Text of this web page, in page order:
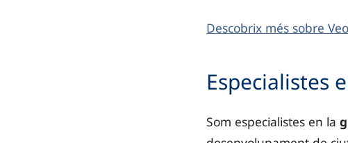
Descobrix més sobre
Especialistes
Som especialistes en la